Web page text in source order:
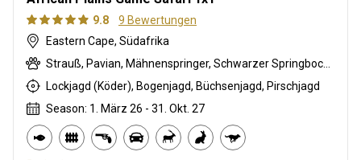
9.8
9 Bewertungen
Eastern Cape, Südafrika
Lockjagd (Köder), Bogenjagd, Büchsenjagd, Pirschjagd
Season: 1. März 26 - 31. Okt. 27